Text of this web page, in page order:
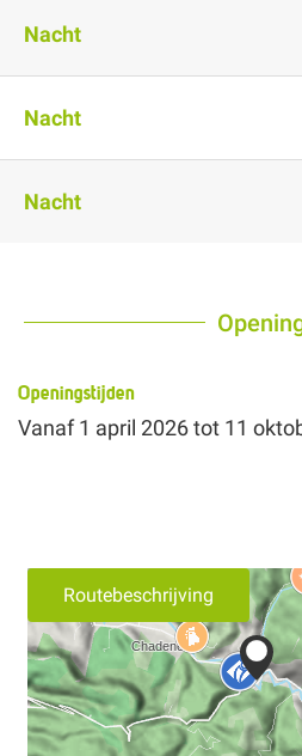
Nacht
Nacht
Nacht
Openingstijden
Vanaf 1 april 2026tot 11
Routebeschrijving